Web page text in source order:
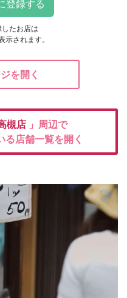
たお店は
示されます。
を開く
槻店 」周辺で
店舗一覧を開く